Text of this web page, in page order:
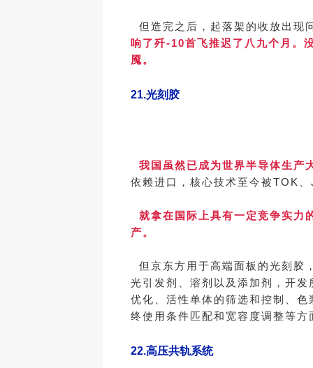
但造完之后，起落架的收放出现
响了歼-10首飞推迟了八九个月。
魇。
21.光刻胶
我国虽然已成为世界半导体生产
依赖进口，核心技术至今被TOK
就拿在国际上具有一定竞争实力
产。
但京东方用于高端面板的光刻胶
光引发剂、溶剂以及添加剂，开
优化、活性单体的筛选和控制、
终使用条件匹配和宽容度调整等
22.高压共轨系统